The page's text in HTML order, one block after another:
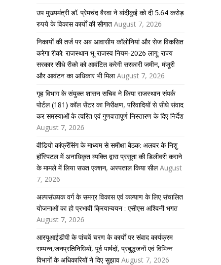
उप मुख्यमंत्री डॉ. प्रेमचंद बैरवा ने बांदीकुई को दी 5.64 करोड़
रुपये के विकास कार्यों की सौगात August 7, 2026
निकायों की तर्ज पर अब आवासीय कॉलोनियां और सेज विकसित
करेगा रीको: राजस्थान भू-राजस्व नियम-2026 लागू; राज्य
सरकार सीधे रीको को आवंटित करेगी सरकारी जमीन, मंजूरी
और आवंटन का अधिकार भी मिला August 7, 2026
गृह विभाग के संयुक्त शासन सचिव ने किया राजस्थान संपर्क
पोर्टल (181) कॉल सेंटर का निरीक्षण, परिवादियों से सीधे संवाद
कर समस्याओं के त्वरित एवं गुणवत्तापूर्ण निस्तारण के दिए निर्देश
August 7, 2026
वीडियो कांफ्रेंसिंग के माध्यम से समीक्षा बैठक: अलवर के निशु
हॉस्पिटल में अनाधिकृत व्यक्ति द्वारा प्रसूता की डिलीवरी कराने
के मामले में लिया सख्त एक्शन, अस्पताल किया सील August
7, 2026
अल्पसंख्यक वर्ग के समग्र विकास एवं कल्याण के लिए संचालित
योजनाओं का हो प्रभावी क्रियान्वयन : एसीएस अश्विनी भगत
August 7, 2026
आरयूआईडीपी के पांचवें चरण के कार्यों पर संवाद कार्यक्रम
सम्पन्न,जनप्रतिनिधियों, पूर्व पार्षदों, प्रबुद्धजनों एवं विभिन्न
विभागों के अधिकारियों ने दिए सुझाव August 7, 2026